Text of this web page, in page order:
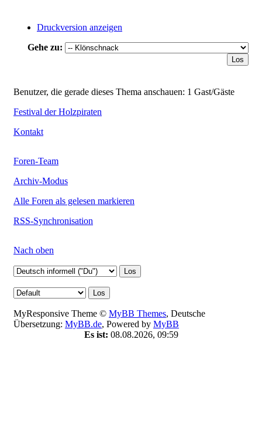
Druckversion anzeigen
Gehe zu:
Benutzer, die gerade dieses Thema anschauen: 1 Gast/Gäste
Festival der Holzpiraten
Kontakt
Foren-Team
Archiv-Modus
Alle Foren als gelesen markieren
RSS-Synchronisation
Nach oben
MyResponsive Theme © MyBB Themes, Deutsche
Übersetzung: MyBB.de, Powered by MyBB
Es ist: 08.08.2026, 09:59